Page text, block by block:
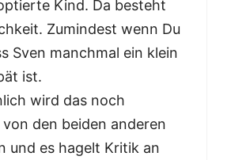
Kind. Da besteht
Zumindest wenn Du
Sven manchmal ein klein
ist.
wird das noch
den beiden anderen
und es hagelt Kritik an